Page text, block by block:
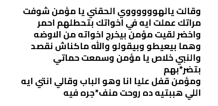
وقالت يالهووووووي الحقني يا مؤمن شوفت
مراتك عملت ايه في اخواتك بتحطلهم احمر
واخضر لقيت مؤمن بيخرج اخواته من الاوضه
وهما بيعيطو وبيقولو والله ماكناش نقصد
والنبي خلاص يا مؤمن وسمعت حماتي
بتضر*بهم
ومؤمن قفل عليا انا وهو الباب وقالي انتي ايه
اللي هببتيه ده روحت منف*جره فيه